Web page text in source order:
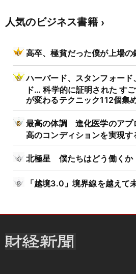
人気のビジネス書籍
高卒、極貧だった僕が上場の
ハーバード、スタンフォー
ド… 科学的に証明された す
が変わるテクニック112個集
最高の体調 進化医学のアプ
高のコンディションを実現す
北極星 僕たちはどう働くか
「越境3.0」境界線を越えて